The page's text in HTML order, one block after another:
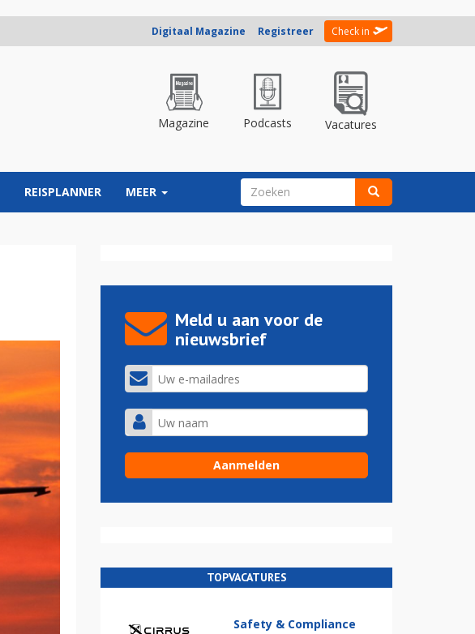
Digitaal Magazine Registreer Check in
Magazine Podcasts Vacatures
REISPLANNER MEER ZOEKVELD
Meld u aan voor de
nieuwsbrief
TOPVACATURES
Safety & Compliance